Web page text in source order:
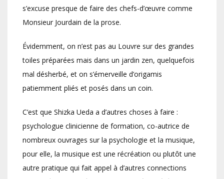
s’excuse presque de faire des chefs-d’œuvre comme
Monsieur Jourdain de la prose.
Évidemment, on n’est pas au Louvre sur des grandes
toiles préparées mais dans un jardin zen, quelquefois
mal désherbé, et on s’émerveille d’origamis
patiemment pliés et posés dans un coin.
C’est que Shizka Ueda a d’autres choses à faire :
psychologue clinicienne de formation, co-autrice de
nombreux ouvrages sur la psychologie et la musique,
pour elle, la musique est une récréation ou plutôt une
autre pratique qui fait appel à d’autres connections